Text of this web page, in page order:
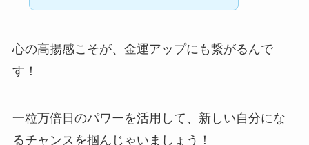
心の高揚感こそが、金運アップにも繋がるんで
す！
一粒万倍日のパワーを活用して、新しい自分にな
るチャンスを掴んじゃいましょう！